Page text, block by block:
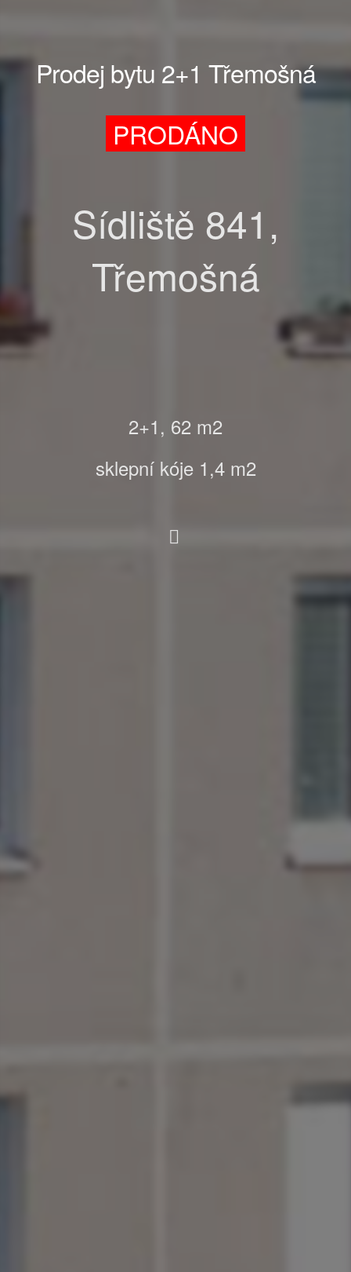
Prodej bytu 2+1 Třemošná
PRODÁNO
Sídliště 841,
Třemošná
2+1, 62 m2
sklepní kóje 1,4 m2